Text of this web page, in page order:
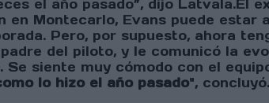
el año pasado”, dijo Latvala.El
en Montecarlo, Evans puede
Pero, por supuesto, ahora
del piloto, y le comunicó la
Se siente muy cómodo con el
lo hizo el año pasado", concluyó.